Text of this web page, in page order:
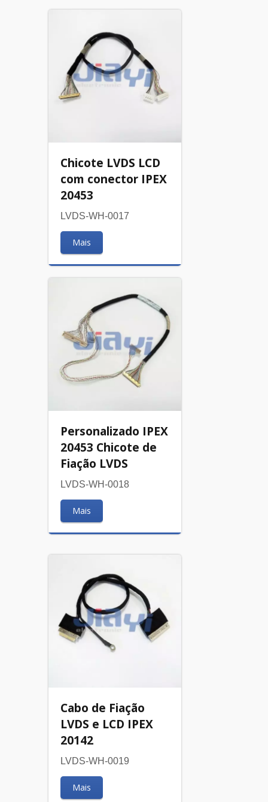
Chicote LVDS LCD
com conector IPEX
20453
LVDS-WH-0017
Mais
Personalizado IPEX
20453 Chicote de
Fiação LVDS
LVDS-WH-0018
Mais
Cabo de Fiação
LVDS e LCD IPEX
20142
LVDS-WH-0019
Mais